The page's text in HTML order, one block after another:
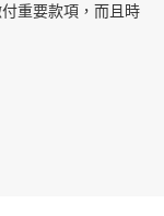
重要款項，而且時